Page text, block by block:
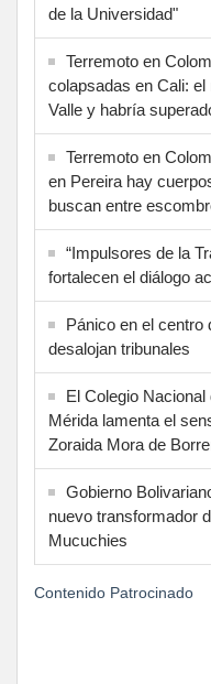
de la Universidad"
Terremoto en
colapsadas en Cali:
Valle y habría
Terremoto en
en Pereira hay
buscan entre
“Impulsores de la
fortalecen el diálogo
Pánico en el centro
desalojan tribunales
El Colegio
Mérida lamenta el
Zoraida Mora de
Gobierno
nuevo transformador
Mucuchies
Contenido Patrocinado